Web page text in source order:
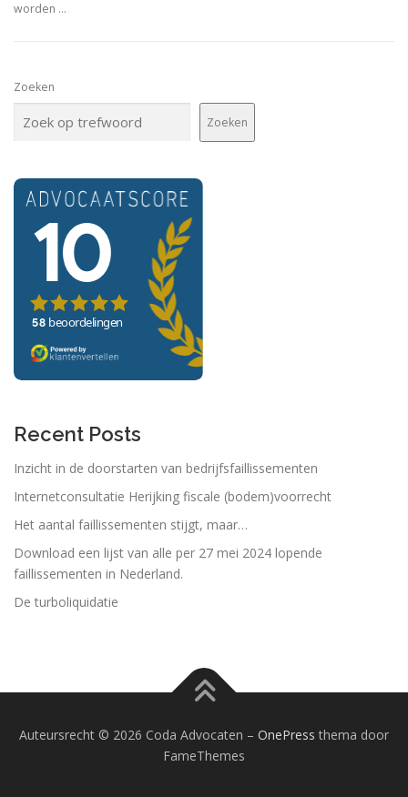
worden …
Zoeken
Zoeken
Recent Posts
Inzicht in de doorstarten van bedrijfsfaillissementen
Internetconsultatie Herijking fiscale (bodem)voorrecht
Het aantal faillissementen stijgt, maar…
Download een lijst van alle per 27 mei 2024 lopende
faillissementen in Nederland.
De turboliquidatie
Auteursrecht © 2026 Coda Advocaten – OnePress thema door
FameThemes